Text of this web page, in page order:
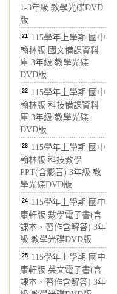
1-3年級 教學光碟DVD
版
21 115學年上學期 國中
翰林版 國文備課資料
庫 3年級 教學光碟
DVD版
22 115學年上學期 國中
翰林版 科技備課資料
庫 3年級 教學光碟
DVD版
23 115學年上學期 國中
翰林版 科技教學
PPT(含影音) 3年級 教
學光碟DVD版
24 115學年上學期 國中
康軒版 數學電子書(含
課本、習作含解答) 3年
級 教學光碟DVD版
25 115學年上學期 國中
康軒版 英文電子書(含
課本、習作含解答) 3年